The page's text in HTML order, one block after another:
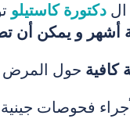
ال دكتورة كاستيلو
كافية حول المرض
فحوصات